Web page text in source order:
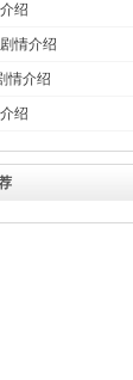
绍
情介绍
情介绍
绍